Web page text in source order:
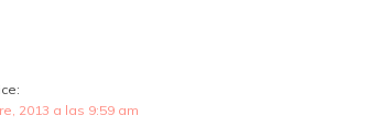
2013 a las 9:59 am